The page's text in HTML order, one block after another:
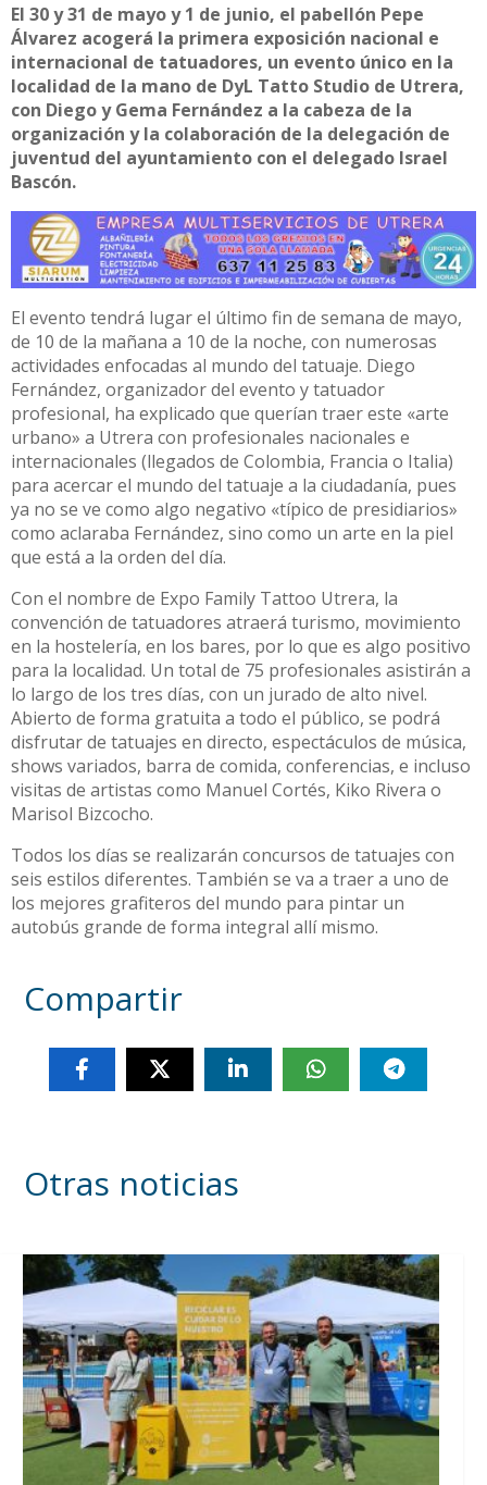
El 30 y 31 de mayo y 1 de junio, el pabellón Pepe
Álvarez acogerá la primera exposición nacional e
internacional de tatuadores, un evento único en la
localidad de la mano de DyL Tatto Studio de Utrera,
con Diego y Gema Fernández a la cabeza de la
organización y la colaboración de la delegación de
juventud del ayuntamiento con el delegado Israel
Bascón.
El evento tendrá lugar el último fin de semana de mayo,
de 10 de la mañana a 10 de la noche, con numerosas
actividades enfocadas al mundo del tatuaje. Diego
Fernández, organizador del evento y tatuador
profesional, ha explicado que querían traer este «arte
urbano» a Utrera con profesionales nacionales e
internacionales (llegados de Colombia, Francia o Italia)
para acercar el mundo del tatuaje a la ciudadanía, pues
ya no se ve como algo negativo «típico de presidiarios»
como aclaraba Fernández, sino como un arte en la piel
que está a la orden del día.
Con el nombre de Expo Family Tattoo Utrera, la
convención de tatuadores atraerá turismo, movimiento
en la hostelería, en los bares, por lo que es algo positivo
para la localidad. Un total de 75 profesionales asistirán a
lo largo de los tres días, con un jurado de alto nivel.
Abierto de forma gratuita a todo el público, se podrá
disfrutar de tatuajes en directo, espectáculos de música,
shows variados, barra de comida, conferencias, e incluso
visitas de artistas como Manuel Cortés, Kiko Rivera o
Marisol Bizcocho.
Todos los días se realizarán concursos de tatuajes con
seis estilos diferentes. También se va a traer a uno de
los mejores grafiteros del mundo para pintar un
autobús grande de forma integral allí mismo.
Compartir
Otras noticias